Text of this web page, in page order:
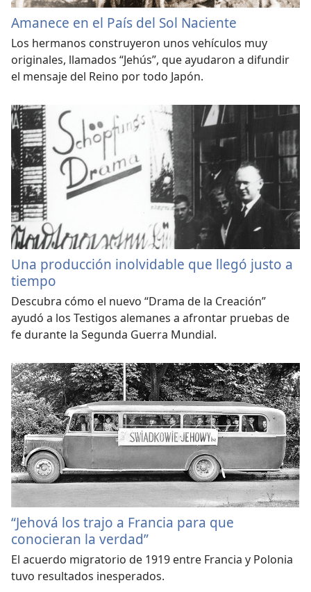
Amanece en el País del Sol Naciente
Los hermanos construyeron unos vehículos muy
originales, llamados “Jehús”, que ayudaron a difundir
el mensaje del Reino por todo Japón.
Una producción inolvidable que llegó justo a
tiempo
Descubra cómo el nuevo “Drama de la Creación”
ayudó a los Testigos alemanes a afrontar pruebas de
fe durante la Segunda Guerra Mundial.
“Jehová los trajo a Francia para que
conocieran la verdad”
El acuerdo migratorio de 1919 entre Francia y Polonia
tuvo resultados inesperados.